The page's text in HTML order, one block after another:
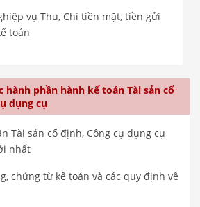
vụ Thu, Chi tiền mặt, tiền gửi
toán
hành phần hành kế toán Tài sản cố
dụng cụ
Tài sản cố định, Công cụ dụng cụ
nhất
chứng từ kế toán và các quy định về